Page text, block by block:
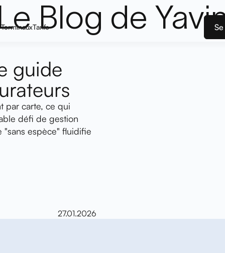
TerminauxTarifs
Blog de
guide
par carte, ce qui
défi de gestion
"sans espèce" fluidifie
Pourtant, entre les
27.01.2026